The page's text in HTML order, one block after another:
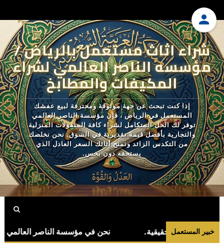
شراء اثاث مستعمل بالرياض /
مؤسسه الناصر العالمي لشراء
المكيفات والمطابخ
إذا كنت تبحث عن جهة موثوقة ومحترفة لبيع عفشك
المستعمل في الرياض ، فإن مؤسسة الناصر العالمي
توفر لك الحل المتكامل لشراء كافة المنقولات المنزلية
والتجارية بأفضل قيمة تقديرية في السوق. نحن نخلصك
من التكدس الزائد ونمنح أثاثك السعر العادل الذي
يستحقه دون بخس.
خبير المستعمل